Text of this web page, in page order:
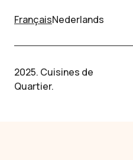
FrançaisNederlands
2025. Cuisines de
Quartier.